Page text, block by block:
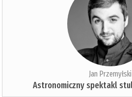
Jan Przemyłski
Astronomiczny spektakl